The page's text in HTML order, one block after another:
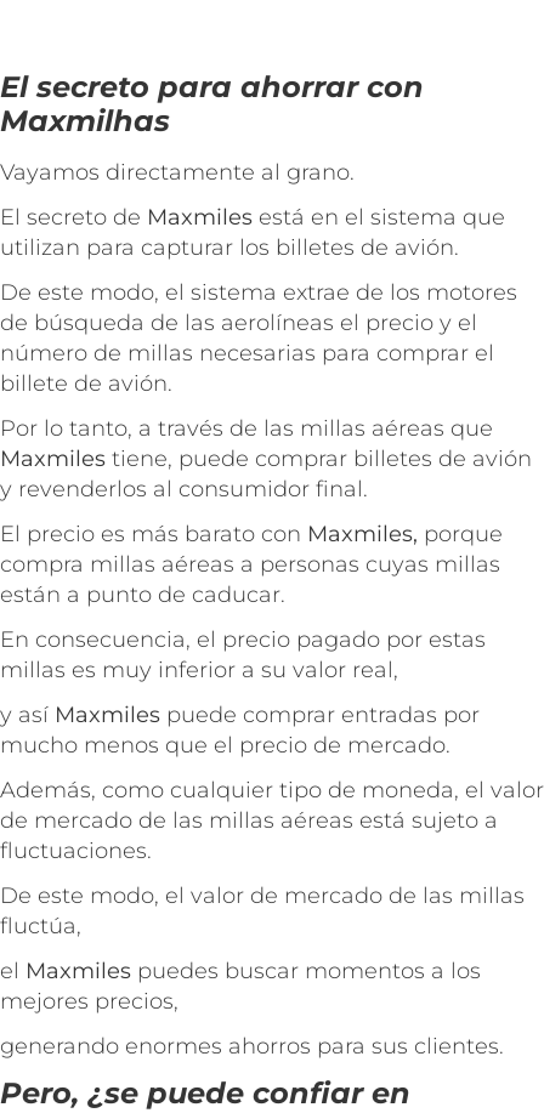
El secreto para ahorrar con
Maxmilhas
Vayamos directamente al grano.
El secreto de Maxmiles está en el sistema que
utilizan para capturar los billetes de avión.
De este modo, el sistema extrae de los motores
de búsqueda de las aerolíneas el precio y el
número de millas necesarias para comprar el
billete de avión.
Por lo tanto, a través de las millas aéreas que
Maxmiles tiene, puede comprar billetes de avión
y revenderlos al consumidor final.
El precio es más barato con Maxmiles, porque
compra millas aéreas a personas cuyas millas
están a punto de caducar.
En consecuencia, el precio pagado por estas
millas es muy inferior a su valor real,
y así Maxmiles puede comprar entradas por
mucho menos que el precio de mercado.
Además, como cualquier tipo de moneda, el valor
de mercado de las millas aéreas está sujeto a
fluctuaciones.
De este modo, el valor de mercado de las millas
fluctúa,
el Maxmiles puedes buscar momentos a los
mejores precios,
generando enormes ahorros para sus clientes.
Pero, ¿se puede confiar en